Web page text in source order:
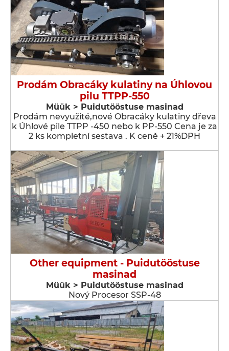
Prodám Obracáky kulatiny na Úhlovou
pilu TTPP-550
Müük > Puidutööstuse masinad
Prodám nevyužité,nové Obracáky kulatiny dřeva
k Úhlové pile TTPP -450 nebo k PP-550 Cena je za
2 ks kompletní sestava . K ceně + 21%DPH
Other equipment - Puidutööstuse
masinad
Müük > Puidutööstuse masinad
Nový Procesor SSP-48